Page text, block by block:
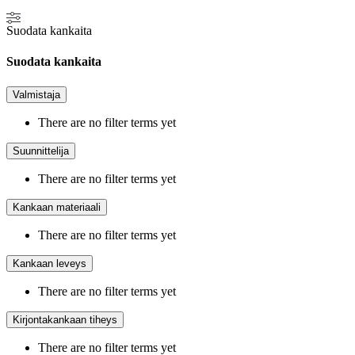
Suodata kankaita
Suodata kankaita
Valmistaja
There are no filter terms yet
Suunnittelija
There are no filter terms yet
Kankaan materiaali
There are no filter terms yet
Kankaan leveys
There are no filter terms yet
Kirjontakankaan tiheys
There are no filter terms yet